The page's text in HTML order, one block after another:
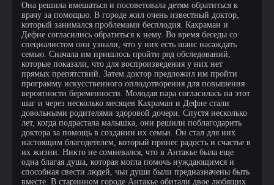
Она решила вмешаться и посоветовала детям обратиться к
врачу за помощью. В городе жил очень известный доктор,
который занимался проблемами бесплодия. Кахраман и
Дефне согласились обратиться к нему. Во время беседы со
специалистом они узнали, что у них есть шанс насаждать
семью. Сначала им пришлось пройти ряд обследований,
которые показали, что для воспроизведения у них нет
прямых препятствий. Затем доктор предложил им пройти
программу искусственного оплодотворения для повышения
вероятности беременности. Молодая пара согласилась на этот
шаг и через несколько месяцев Кахраман и Дефне стали
довольными родителями здоровой дочери. Спустя несколько
лет, когда подрастала малышка, они решили поблагодарить
доктора за помощь в создании их семьи. Он стал для них
настоящим благодетелем, который принес радость и счастье в
их жизни. Никто не сомневался, что в Антакье была еще
одна благая душа, которая могла помочь нуждающимся и
способная свести людей, чьи души были предназначены быть
вместе. В старинном городе Антакье обитали двое любящих